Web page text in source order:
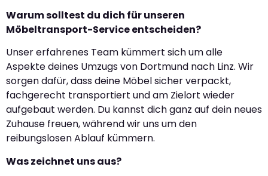
Warum solltest du dich für unseren
Möbeltransport-Service entscheiden?
Unser erfahrenes Team kümmert sich um alle
Aspekte deines Umzugs von Dortmund nach Linz. Wir
sorgen dafür, dass deine Möbel sicher verpackt,
fachgerecht transportiert und am Zielort wieder
aufgebaut werden. Du kannst dich ganz auf dein neues
Zuhause freuen, während wir uns um den
reibungslosen Ablauf kümmern.
Was zeichnet uns aus?